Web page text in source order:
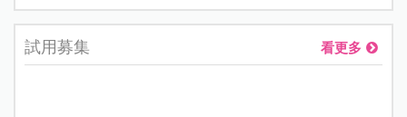
試用募集 看更多